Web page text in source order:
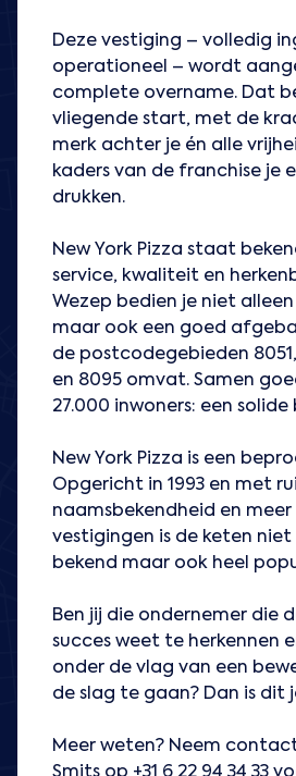
Deze vestiging – volledig
operationeel – wordt
complete overname. Dat
vliegende start, met de
merk achter je én alle
kaders van de franchise je
drukken.
New York Pizza staat
service, kwaliteit en
Wezep bedien je niet
maar ook een goed
de postcodegebieden
en 8095 omvat. Samen
27.000 inwoners: een solide
New York Pizza is een
Opgericht in 1993 en met
naamsbekendheid en meer
vestigingen is de keten niet
bekend maar ook heel
Ben jij die ondernemer die
succes weet te herkennen
onder de vlag van een
de slag te gaan? Dan is dit
Meer weten? Neem